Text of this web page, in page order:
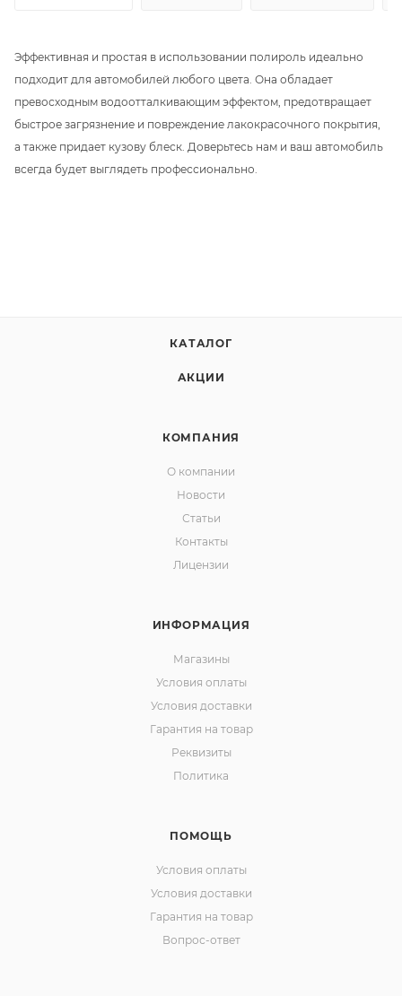
Эффективная и простая в использовании полироль идеально
подходит для автомобилей любого цвета. Она обладает
превосходным водоотталкивающим эффектом, предотвращает
быстрое загрязнение и повреждение лакокрасочного покрытия,
а также придает кузову блеск. Доверьтесь нам и ваш автомобиль
всегда будет выглядеть профессионально.
КАТАЛОГ
АКЦИИ
КОМПАНИЯ
О компании
Новости
Статьи
Контакты
Лицензии
ИНФОРМАЦИЯ
Магазины
Условия оплаты
Условия доставки
Гарантия на товар
Реквизиты
Политика
ПОМОЩЬ
Условия оплаты
Условия доставки
Гарантия на товар
Вопрос-ответ